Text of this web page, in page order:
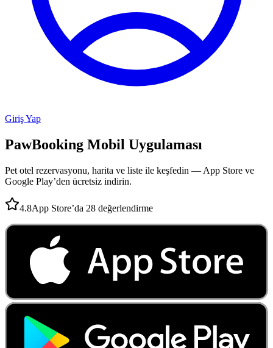
Giriş Yap
PawBooking Mobil Uygulaması
Pet otel rezervasyonu, harita ve liste ile keşfedin — App Store ve
Google Play’den ücretsiz indirin.
4.8App Store’da 28 değerlendirme